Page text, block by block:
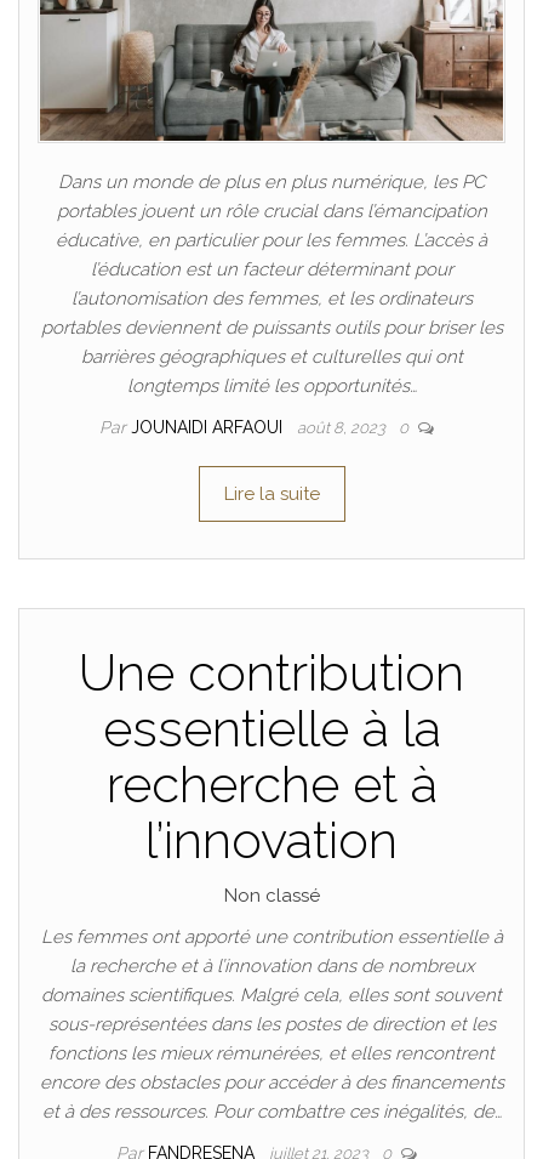
Dans un monde de plus en plus numérique, les PC
portables jouent un rôle crucial dans l’émancipation
éducative, en particulier pour les femmes. L’accès à
l’éducation est un facteur déterminant pour
l’autonomisation des femmes, et les ordinateurs
portables deviennent de puissants outils pour briser les
barrières géographiques et culturelles qui ont
longtemps limité les opportunités…
ParJOUNAIDI ARFAOUI août 8, 2023 0
Lire la suite
Une contribution
essentielle à la
recherche et à
l’innovation
Non classé
Les femmes ont apporté une contribution essentielle à
la recherche et à l’innovation dans de nombreux
domaines scientifiques. Malgré cela, elles sont souvent
sous-représentées dans les postes de direction et les
fonctions les mieux rémunérées, et elles rencontrent
encore des obstacles pour accéder à des financements
et à des ressources. Pour combattre ces inégalités, de…
Par FANDRESENA juillet 21, 2023 0